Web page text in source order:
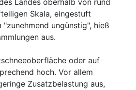
Landes oberhalb von rund
Skala, eingestuft
ungünstig", hieß
aus.
oder auf
hoch. Vor allem
Zusatzbelastung aus,